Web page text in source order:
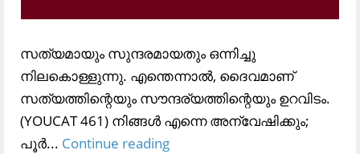
സത്യമായും സുന്ദരമായതും ഒന്നിച്ചു
നിലകൊള്ളുന്നു. എന്തെന്നാൽ, ദൈവമാണ്
സത്യത്തിന്റെയും സൗന്ദര്യത്തിന്റെയും ഉറവിടം.
(YOUCAT 461) നിങ്ങള്‍ എന്നെ അന്വേഷിക്കും;
പൂര്‍... Continue reading